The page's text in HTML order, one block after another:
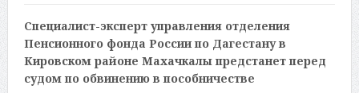
Специалист-эксперт управления отделения
Пенсионного фонда России по Дагестану в
Кировском районе Махачкалы предстанет перед
судом по обвинению в пособничестве